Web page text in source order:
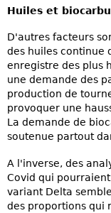
Huiles et
D'autres facteurs
des huiles continue
enregistre des plus
une demande des
production de
provoquer une
La demande de
soutenue partout
A l'inverse, des
Covid qui
variant Delta
des proportions qui